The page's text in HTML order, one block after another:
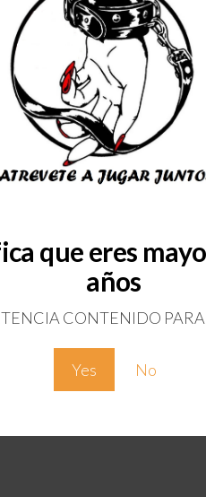
que eres
años
CONTENIDO
Yes No
QUIENES SOMOS
SERVICIOS